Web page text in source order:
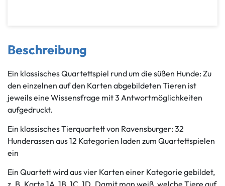
Beschreibung
Ein klassisches Quartettspiel rund um die süßen Hunde: Zu
den einzelnen auf den Karten abgebildeten Tieren ist
jeweils eine Wissensfrage mit 3 Antwortmöglichkeiten
aufgedruckt.
Ein klassisches Tierquartett von Ravensburger: 32
Hunderassen aus 12 Kategorien laden zum Quartettspielen
ein
Ein Quartett wird aus vier Karten einer Kategorie gebildet,
z. B. Karte 1A, 1B, 1C, 1D. Damit man weiß, welche Tiere auf